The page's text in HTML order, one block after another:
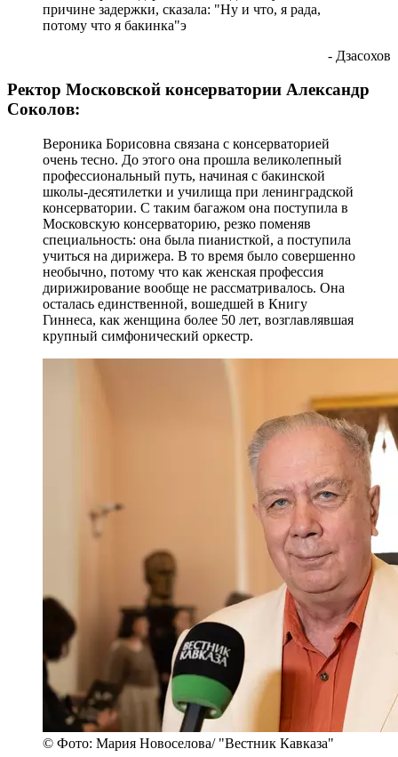
причине задержки, сказала: "Ну и что, я рада,
потому что я бакинка"э
- Дзасохов
Ректор Московской консерватории Александр
Соколов:
Вероника Борисовна связана с консерваторией
очень тесно. До этого она прошла великолепный
профессиональный путь, начиная с бакинской
школы-десятилетки и училища при ленинградской
консерватории. С таким багажом она поступила в
Московскую консерваторию, резко поменяв
специальность: она была пианисткой, а поступила
учиться на дирижера. В то время было совершенно
необычно, потому что как женская профессия
дирижирование вообще не рассматривалось. Она
осталась единственной, вошедшей в Книгу
Гиннеса, как женщина более 50 лет, возглавлявшая
крупный симфонический оркестр.
© Фото: Мария Новоселова/ "Вестник Кавказа"